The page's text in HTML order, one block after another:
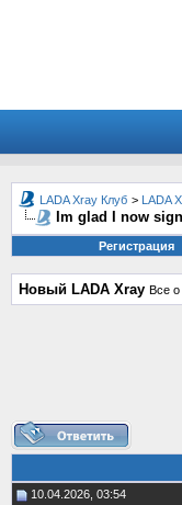
LADA Xray Клуб > LADA
Im glad I now
Регистрация
Новый LADA Xray Все о
10.04.2026, 03:54